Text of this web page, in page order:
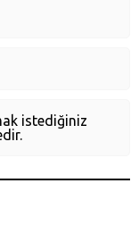
istediğiniz